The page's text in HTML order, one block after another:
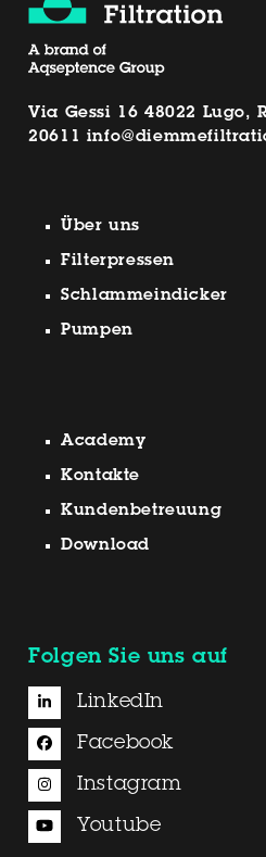
Via Gessi 16 48022 Lugo,
20611
Über uns
Filterpressen
Schlammeindicker
Pumpen
Academy
Kontakte
Kundenbetreuung
Download
Folgen Sie uns auf
LinkedIn
Facebook
Instagram
Youtube